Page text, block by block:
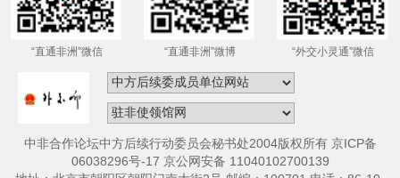
“直通非洲”微信 “直通非洲”微博 “外交小灵通”微信
中非合作论坛中方后续行动委员会秘书处2004版权所有 京ICP备
06038296号-17 京公网安备 11040102700139